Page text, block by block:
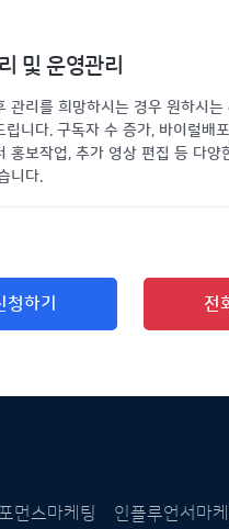
및 운영관리
관리를 희망하시는 경우 원하시는
립니다. 구독자 수 증가, 바이럴배
홍보작업, 추가 영상 편집 등 다양
니다.
하기 전
먼스마케팅 인플루언서마